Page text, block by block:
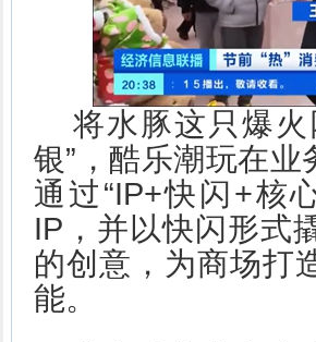
将水豚这只爆火
银”，酷乐潮玩在
通过“IP+快闪+核
IP，并以快闪形式
的创意，为商场打
能。